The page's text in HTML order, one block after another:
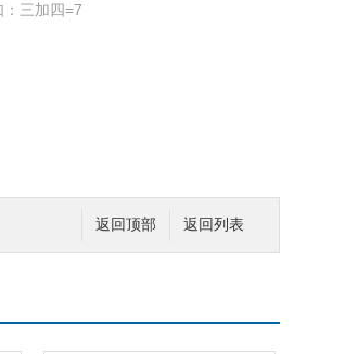
三加四=7
返回列表
返回顶部